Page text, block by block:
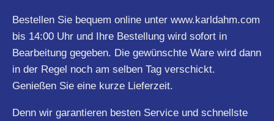
Bestellen Sie bequem online unter www.karldahm.com
bis 14:00 Uhr und Ihre Bestellung wird sofort in
Bearbeitung gegeben. Die gewünschte Ware wird dann
in der Regel noch am selben Tag verschickt.
Genießen Sie eine kurze Lieferzeit.
Denn wir garantieren besten Service und schnellste